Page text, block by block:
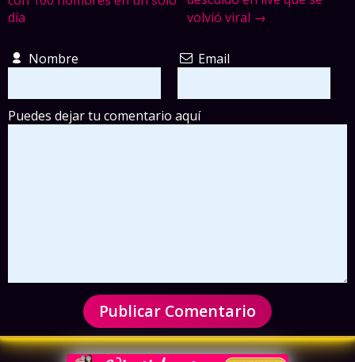
día
volvió viral →
Nombre Email
Puedes dejar tu comentario aquí